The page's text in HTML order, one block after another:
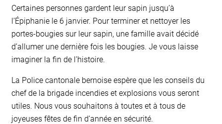
Certaines personnes gardent leur sapin jusqu’à
l’Épiphanie le 6 janvier. Pour terminer et nettoyer les
portes-bougies sur leur sapin, une famille avait décidé
d’allumer une dernière fois les bougies. Je vous laisse
imaginer la fin de l’histoire.
La Police cantonale bernoise espère que les conseils du
chef de la brigade incendies et explosions vous seront
utiles. Nous vous souhaitons à toutes et à tous de
joyeuses fêtes de fin d’année en sécurité.